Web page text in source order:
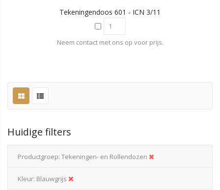
Tekeningendoos 601 - ICN 3/11
Neem contact met ons op voor prijs.
Huidige filters
Productgroep Tekeningen- en Rollendozen
Kleur Blauwgrijs